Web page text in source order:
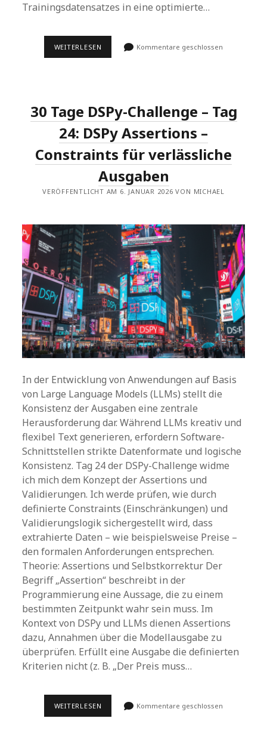
Trainingsdatensatzes in eine optimierte…
WEITERLESEN
&
26:
DAS
KOMPILIERTE
PROGRAMM
–
VON
DER
ENTWICKLUNG
ZUR
Kommentare geschlossen
30 Tage DSPy-Challenge – Tag
24: DSPy Assertions –
Constraints für verlässliche
Ausgaben
VERÖFFENTLICHT AM 6. JANUAR 2026 VON MICHAEL
In der Entwicklung von Anwendungen auf Basis
von Large Language Models (LLMs) stellt die
Konsistenz der Ausgaben eine zentrale
Herausforderung dar. Während LLMs kreativ und
flexibel Text generieren, erfordern Software-
Schnittstellen strikte Datenformate und logische
Konsistenz. Tag 24 der DSPy-Challenge widme
ich mich dem Konzept der Assertions und
Validierungen. Ich werde prüfen, wie durch
definierte Constraints (Einschränkungen) und
Validierungslogik sichergestellt wird, dass
extrahierte Daten – wie beispielsweise Preise –
den formalen Anforderungen entsprechen.
Theorie: Assertions und Selbstkorrektur Der
Begriff „Assertion“ beschreibt in der
Programmierung eine Aussage, die zu einem
bestimmten Zeitpunkt wahr sein muss. Im
Kontext von DSPy und LLMs dienen Assertions
dazu, Annahmen über die Modellausgabe zu
überprüfen. Erfüllt eine Ausgabe die definierten
Kriterien nicht (z. B. „Der Preis muss…
WEITERLESEN Kommentare geschlossen